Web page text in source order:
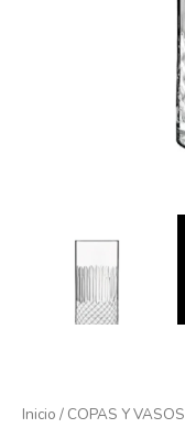
Inicio / COPAS Y VASOS